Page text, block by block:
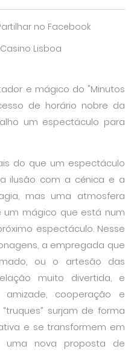
no Facebook
Lisboa
e mágico do "Minutos
de horário nobre da
um espectáculo para
do que um espectáculo
ilusão com a cénica e a
mas uma atmosfera
um mágico que está num
espectáculo. Nesse
a empregada que
ou o artesão das
muito divertida, e
cooperação e
surjam de forma
e se transformem em
uma nova proposta de